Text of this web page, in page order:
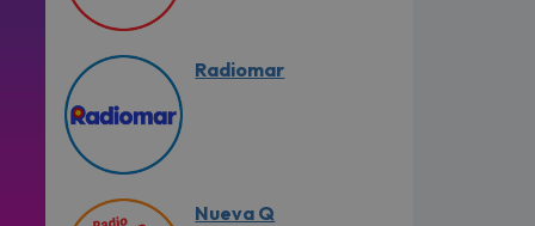
Radiomar
Nueva Q